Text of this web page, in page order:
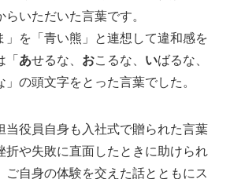
いただいた言葉です。
」を「青い熊」と連想して違和感を
あせるな、 おこるな、 いばるな、
」の頭文字をとった言葉でした。
当役員自身も入社式で贈られた言葉
折や失敗に直面したときに助けられ
ご自身の体験を交えた話とともにス